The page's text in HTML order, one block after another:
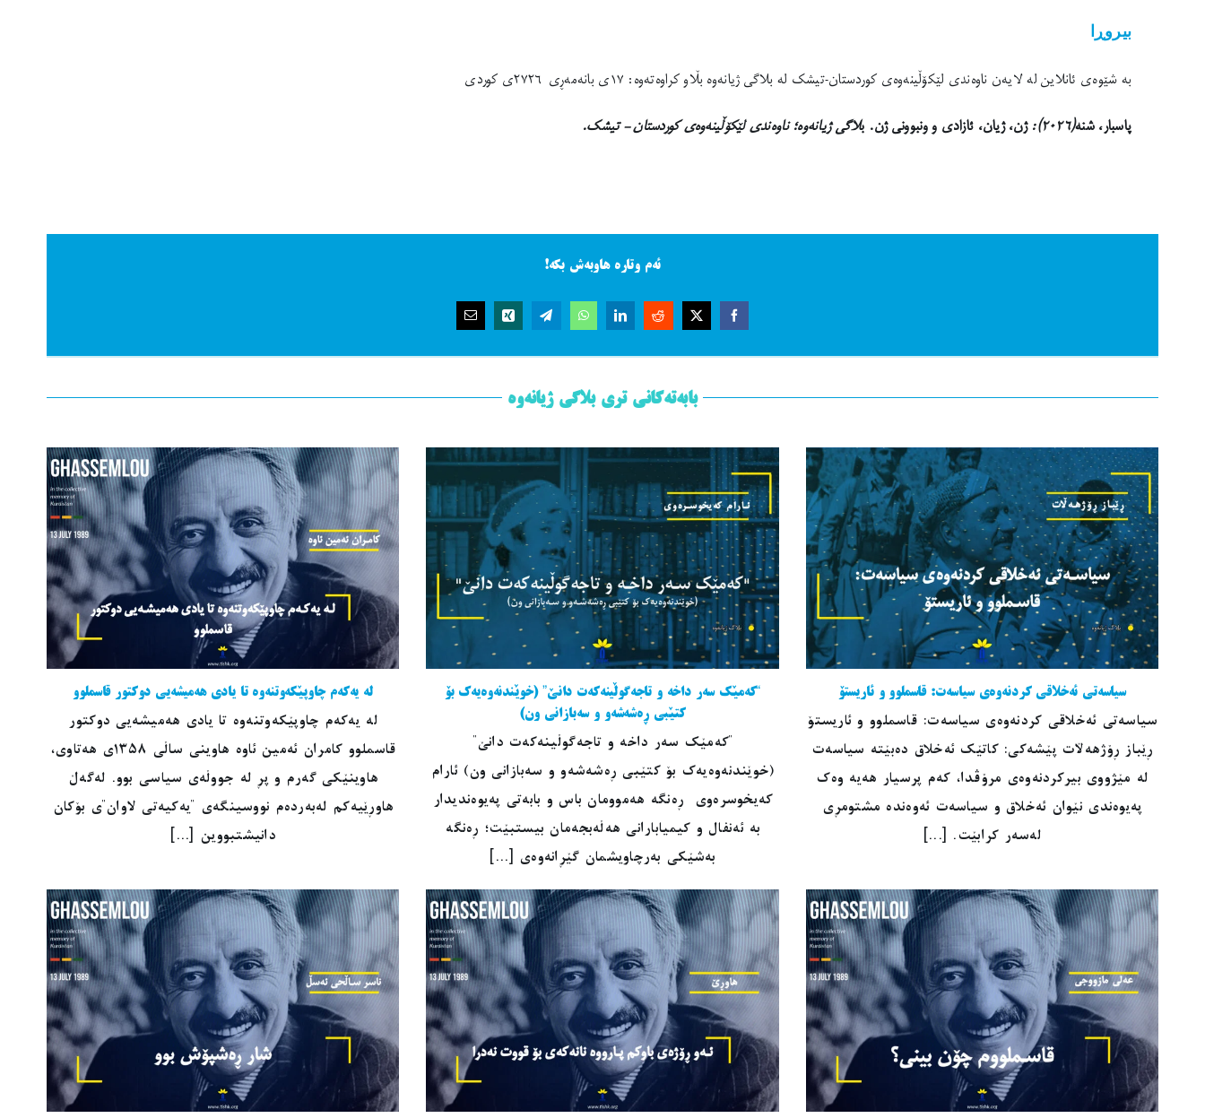
بیروڕا
بە شێوەی ئانلاین لە لایەن ناوەندی لێکۆڵینەوەی کوردستان-تیشک لە بلاگی ژیانەوە بڵاو کراوەتەوە: ١٧ی بانەمەڕی ٢٧٢٦ی کوردی
پاسبار، شنە(٢٠٢٦): ژن، ژیان، ئازادی و ونبوونی ژن. بلاگی ژیانەوە؛ ناوەندی لێکۆڵینەوەی کوردستان – تیشک.
ئەم وتارە هاوبەش بکە!
بابەتەکانی تری بلاگی ژیانەوە
سیاسەتی ئەخلاقی کردنەوەی سیاسەت: قاسملوو و ئاریستۆ
سیاسەتی ئەخلاقی کردنەوەی سیاسەت: قاسملوو و ئاریستۆ
ڕێباز ڕۆژهەڵات پێشەکی: کاتێک ئەخلاق دەبێتە سیاسەت
لە مێژووی بیرکردنەوەی مرۆڤدا، کەم پرسیار هەیە وەک
پەیوەندی نێوان ئەخلاق و سیاسەت ئەوەندە مشتومڕی
لەسەر کرابێت. [...]
“کەمێک سەر داخە و تاجەگوڵینەکەت دانێ” (خوێندنەوەیەک بۆ
کتێبی ڕەشەشەو و سەبازانی ون)
"کەمێک سەر داخە و تاجەگوڵینەکەت دانێ"
(خوێندنەوەیەک بۆ کتێبی ڕەشەشەو و سەبازانی ون) ئارام
کەیخوسرەوی ڕەنگە هەموومان باس و بابەتی پەیوەندیدار
بە ئەنفال و کیمیابارانی هەڵەبجەمان بیستبێت؛ ڕەنگە
بەشێکی بەرچاویشمان گێڕانەوەی [...]
لە یەکەم چاوپێکەوتنەوە تا یادی هەمیشەیی دوکتور قاسملوو
لە یەکەم چاوپێکەوتنەوە تا یادی هەمیشەیی دوکتور
قاسملوو کامران ئەمین ئاوە هاوینی ساڵی ١٣٥٨ی هەتاوی،
هاوینێکی گەرم و پڕ لە جووڵەی سیاسی بوو. لەگەڵ
هاوڕێیەکم لەبەردەم نووسینگەی "یەکیەتی لاوان"ی بۆکان
دانیشتبووین [...]